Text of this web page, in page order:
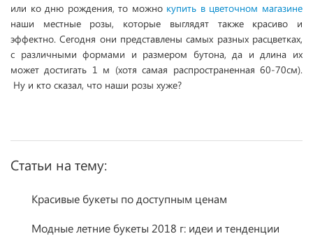
или ко дню рождения, то можно купить в цветочном магазине
наши местные розы, которые выглядят также красиво и
эффектно. Сегодня они представлены самых разных расцветках,
с различными формами и размером бутона, да и длина их
может достигать 1 м (хотя самая распространенная 60-70см).
Ну и кто сказал, что наши розы хуже?
Статьи на тему:
Красивые букеты по доступным ценам
Модные летние букеты 2018 г: идеи и тенденции